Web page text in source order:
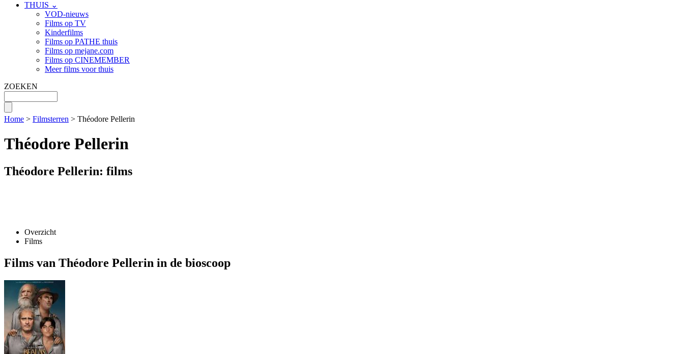
THUIS ⌄
VOD-nieuws
Films op TV
Kinderfilms
Films op PATHE thuis
Films op mejane.com
Films op CINEMEMBER
Meer films voor thuis
ZOEKEN
Home > Filmsterren > Théodore Pellerin
Théodore Pellerin
Théodore Pellerin: films
Overzicht
Films
Films van Théodore Pellerin in de bioscoop